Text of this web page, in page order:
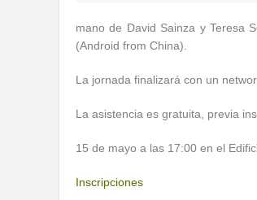
mano de David Sainza y Teresa
(Android from China).
La jornada finalizará con un
La asistencia es gratuita, previa
15 de mayo a las 17:00 en el
Inscripciones